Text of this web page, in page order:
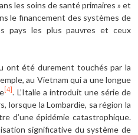
les soins de santé primaires » et
le financement des systèmes de
pays les plus pauvres et ceux
ont été durement touchés par la
au Vietnam qui a une longue
[4] . L’Italie a introduit une série de
lorsque la Lombardie, sa région la
d’une épidémie catastrophique.
significative du système de